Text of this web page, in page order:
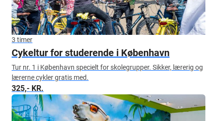
3 timer
Cykeltur for studerende i København
Tur nr. 1 i København specielt for skolegrupper. Sikker, lærerig og
lærerne cykler gratis med.
325,- KR.